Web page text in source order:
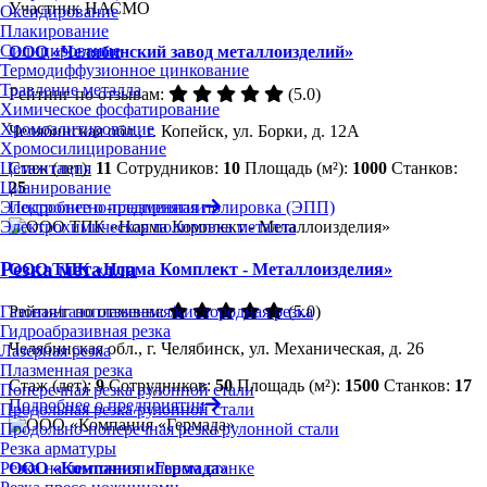
Оксидирование
Плакирование
Силицирование
Термодиффузионное цинкование
Травление металла
Химическое фосфатирование
Хромоалитирование
Хромосилицирование
Цементация
Цианирование
Электролитно-плазменная полировка (ЭПП)
Электрохимическая полировка металла
Резка металла
Газовая/газопламенная/кислородная резка
Гидроабразивная резка
Лазерная резка
Плазменная резка
Поперечная резка рулонной стали
Продольная резка рулонной стали
Продольно-поперечная резка рулонной стали
Резка арматуры
Резка на ленточнопильном станке
Участник НАСМО
ООО «Челябинский завод металлоизделий»
Рейтинг по отзывам:
(5.0)
Челябинская обл., г. Копейск, ул. Борки, д. 12А
Стаж (лет): 11 Сотрудников: 10 Площадь (м²): 1000 Станков:
25
Подробнее о предприятии
ООО ТПК «Норма Комплект - Металлоизделия»
Рейтинг по отзывам:
(5.0)
Челябинская обл., г. Челябинск, ул. Механическая, д. 26
Стаж (лет):9 Сотрудников:50 Площадь (м²): 1500 Станков: 17
Подробнее о предприятии
ООО «Компания «Гермада»